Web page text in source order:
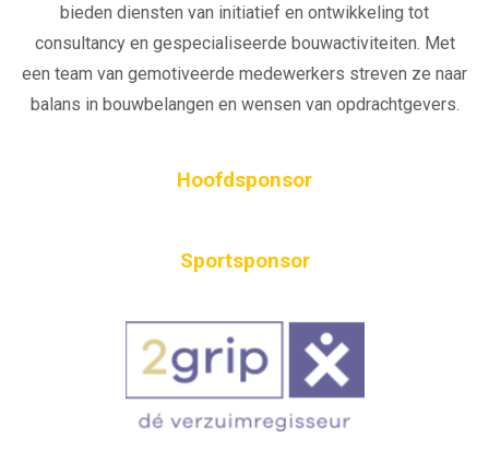
bieden diensten van initiatief en ontwikkeling tot
consultancy en gespecialiseerde bouwactiviteiten. Met
een team van gemotiveerde medewerkers streven ze naar
balans in bouwbelangen en wensen van opdrachtgevers.
Hoofdsponsor
Sportsponsor